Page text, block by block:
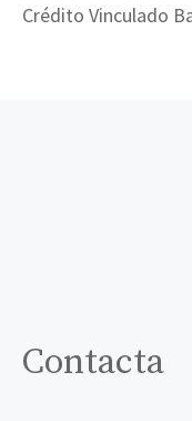
Crédito Vinculado
Contacta